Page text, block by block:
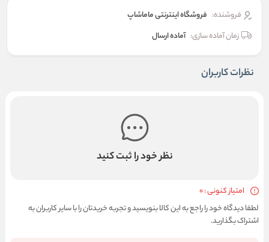
فروشنده: فروشگاه اینترنتی ماماشاپ
زمان آماده سازی: آماده ارسال
نظرات کاربران
نظر خود را ثبت کنید
امتیاز کنونی : 0
لطفا دیدگاه خود را راجع به این کالا بنویسید و تجربه خریدتان را با سایر کاربران به
اشتراک بگذارید.